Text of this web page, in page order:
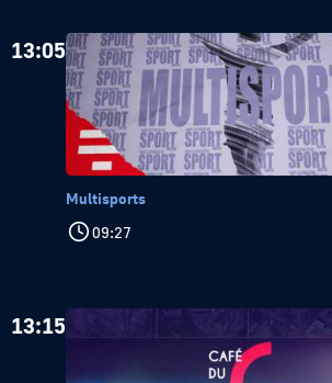
13:05
Multisports
09:27
13:15